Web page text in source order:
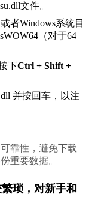
文件。
者Windows系统目
（对于64
下Ctrl + Shift +
并按回车，以注
靠性，避免下载
重要数据。
琐，对新手和